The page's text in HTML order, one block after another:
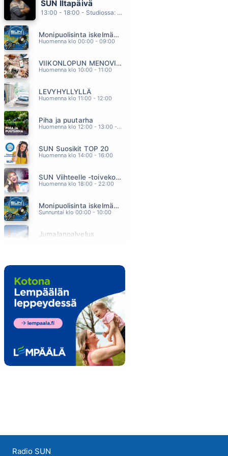
KYLMÄSTÄ LÄMPIMÄÄN
ANNA MA PUHALLAN
POJATKIN ITKEE
HAFANANA
ÄLÄ PELKÄÄ MUA
SUN Iltapäivä
13:00 - 18:00 - Studiossa: Kaisu Lämsä
Monipuolisinta iskelmää ja parasta poppia
Huomenna klo 00:00 - 09:00
VIIKONLOPUN MENOVINKIT
Huomenna klo 10:00 - 11:00
LEVYHYLLYLLÄ
Huomenna klo 11:00 - 12:00
Piha ja puutarha
Huomenna klo 12:00 - 13:00 - Studiossa: Pinsiön Taimisto
SUN Suosikit TOP 20
Huomenna klo 14:00 - 16:00
SUN Viihteelle -toivekonsertti
Huomenna klo 18:00 - 22:00
Monipuolisinta iskelmää ja parasta poppia
Sunnuntai klo 00:00 - 10:00
Jumalanpalvelus
Radio SUN